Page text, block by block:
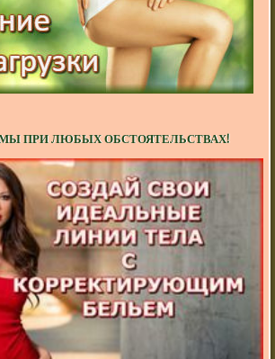
ПРИ ЛЮБЫХ ОБСТОЯТЕЛЬСТВАХ!